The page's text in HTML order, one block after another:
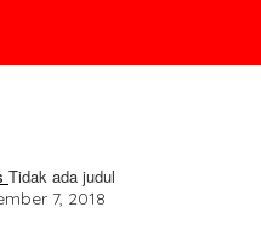
Tidak ada judul
7, 2018